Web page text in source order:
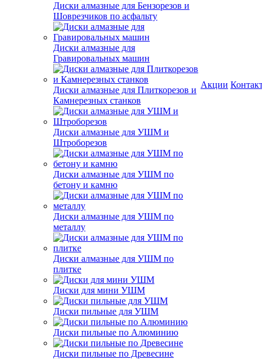
Диски алмазные для Бензорезов и
Шоврезчиков по асфальту
Диски алмазные для
Гравировальных машин
Диски алмазные для Плиткорезов и
Камнерезных станков
Диски алмазные для УШМ и
Штроборезов
Диски алмазные для УШМ по
бетону и камню
Диски алмазные для УШМ по
металлу
Диски алмазные для УШМ по
плитке
Диски для мини УШМ
Диски пильные для УШМ
Диски пильные по Алюминию
Диски пильные по Древесине
Акции